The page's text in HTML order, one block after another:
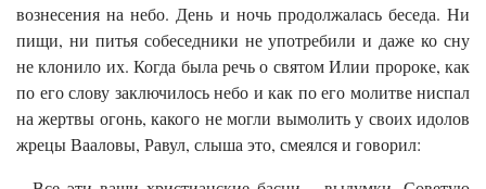
вознесения на небо. День и ночь продолжалась беседа. Ни
пищи, ни питья собеседники не употребили и даже ко сну
не клонило их. Когда была речь о святом Илии пророке, как
по его слову заключилось небо и как по его молитве ниспал
на жертвы огонь, какого не могли вымолить у своих идолов
жрецы Вааловы, Равул, слыша это, смеялся и говорил: